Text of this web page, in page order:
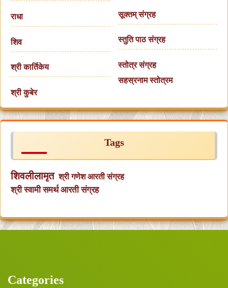
राधा
शिव
श्री कार्तिकेय
श्री कुबेर
सूक्तम् संग्रह
स्तुति पाठ संग्रह
स्तोत्र संग्रह
सहस्रनाम स्तोत्रम
Tags
शिवलीलामृत श्री गणेश आरती संग्रह
श्री स्वामी समर्थ आरती संग्रह
Categories